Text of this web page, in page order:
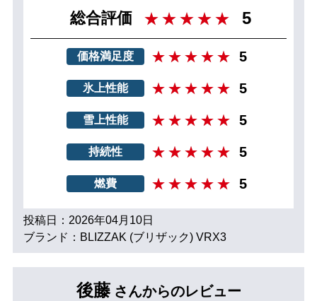
総合評価 5
価格満足度 5
氷上性能 5
雪上性能 5
持続性 5
燃費 5
投稿日：2026年04月10日
ブランド：BLIZZAK (ブリザック) VRX3
後藤 さんからのレビュー